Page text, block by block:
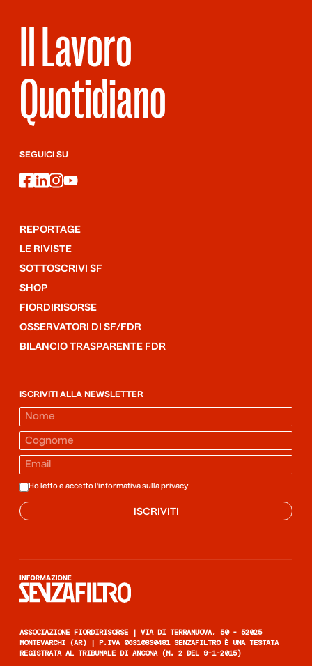
Il Lavoro
Quotidiano
SEGUICI SU
facebook
linkedin
instagram
youtube
REPORTAGE
LE RIVISTE
SOTTOSCRIVI SF
SHOP
FIORDIRISORSE
OSSERVATORI DI SF/FDR
BILANCIO TRASPARENTE FDR
ISCRIVITI ALLA NEWSLETTER
Ho letto e accetto l'informativa sulla privacy
ISCRIVITI
ASSOCIAZIONE FIORDIRISORSE | VIA DI TERRANUOVA, 50 - 52025
MONTEVARCHI (AR) | P.IVA 06310830481 SENZAFILTRO È UNA TESTATA
REGISTRATA AL TRIBUNALE DI ANCONA (N. 2 DEL 9-1-2015)